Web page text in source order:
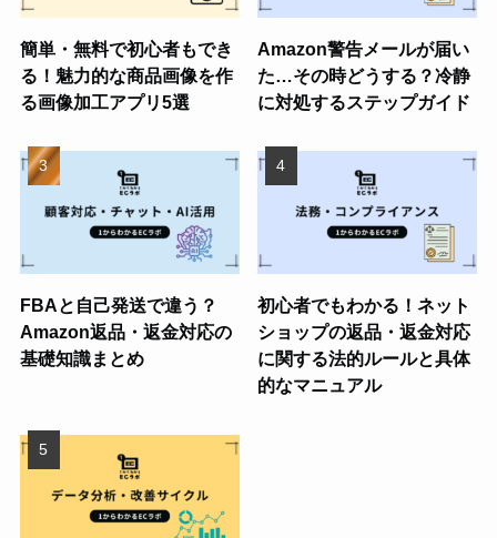
簡単・無料で初心者もでき
る！魅力的な商品画像を作
る画像加工アプリ5選
Amazon警告メールが届い
た…その時どうする？冷静
に対処するステップガイド
FBAと自己発送で違う？
Amazon返品・返金対応の
基礎知識まとめ
初心者でもわかる！ネット
ショップの返品・返金対応
に関する法的ルールと具体
的なマニュアル